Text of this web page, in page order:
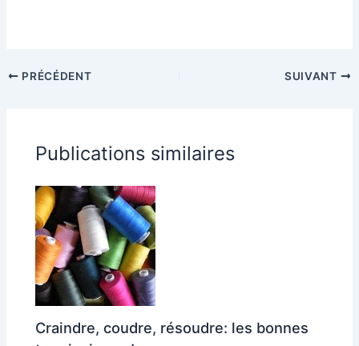
PRÉCÉDENT SUIVANT
Publications similaires
Craindre, coudre, résoudre: les bonnes